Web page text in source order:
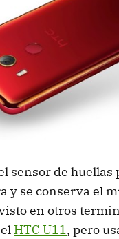
sensor de huellas
y se conserva el
en otros
HTC U11, pero